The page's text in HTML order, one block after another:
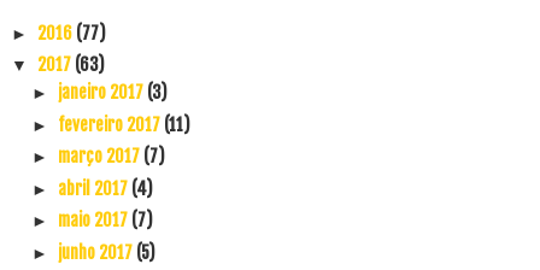
► 2016 (77)
▼ 2017 (63)
► janeiro 2017 (3)
► fevereiro 2017 (11)
► março 2017 (7)
► abril 2017 (4)
► maio 2017 (7)
► junho 2017 (5)